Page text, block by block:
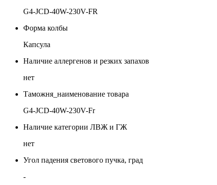
G4-JCD-40W-230V-FR
Форма колбы
Капсула
Наличие аллергенов и резких запахов
нет
Таможня_наименование товара
G4-JCD-40W-230V-Fr
Наличие категории ЛВЖ и ГЖ
нет
Угол падения светового пучка, град
-